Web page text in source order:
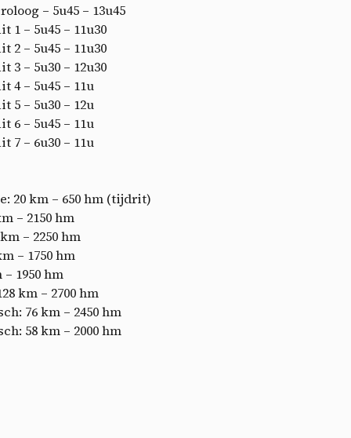
– 5u45 – 13u45
1 – 5u45 – 11u30
2 – 5u45 – 11u30
3 – 5u30 – 12u30
4 – 5u45 – 11u
5 – 5u30 – 12u
6 – 5u45 – 11u
7 – 6u30 – 11u
20 km – 650 hm (tijdrit)
– 2150 hm
– 2250 hm
– 1750 hm
1950 hm
km – 2700 hm
76 km – 2450 hm
58 km – 2000 hm